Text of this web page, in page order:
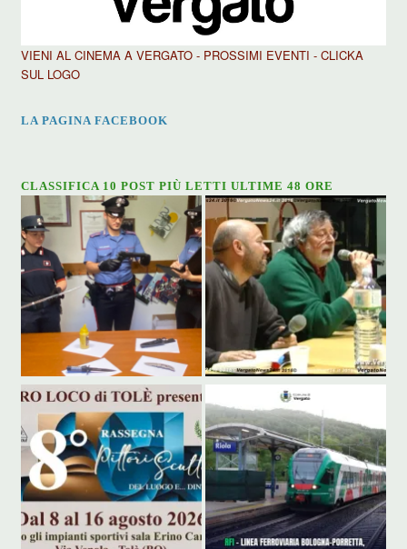
VIENI AL CINEMA A VERGATO - PROSSIMI EVENTI - CLICKA
SUL LOGO
LA PAGINA FACEBOOK
CLASSIFICA 10 POST PIÙ LETTI ULTIME 48 ORE